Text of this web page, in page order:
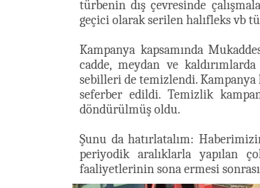
türbenin dış çevresinde
geçici olarak serilen halıfleks vb
Kampanya kapsamında
cadde, meydan ve
sebilleri de temizlendi. Kampanya
seferber edildi. Temizlik
döndürülmüş oldu.
Şunu da hatırlatalım:
periyodik aralıklarla yapılan
faaliyetlerinin sona ermesi sonrası